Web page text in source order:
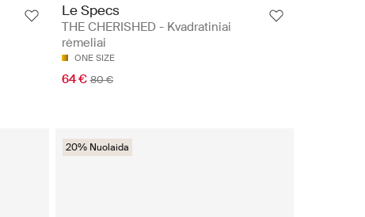
Le Specs
THE CHERISHED - Kvadratiniai
rėmeliai
ONE SIZE
64 € 80 €
20% Nuolaida